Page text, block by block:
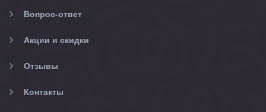
Вопрос-ответ
Акции и скидки
Отзывы
Контакты